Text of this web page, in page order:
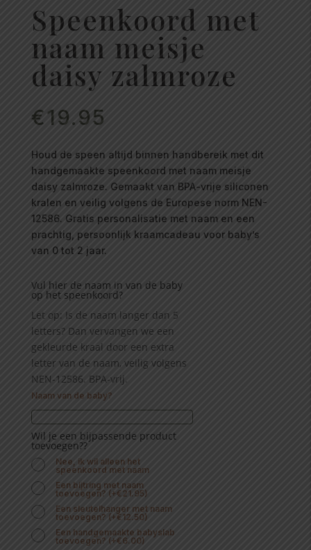
Speenkoord met
naam meisje
daisy zalmroze
€19.95
Houd de speen altijd binnen handbereik met dit
handgemaakte speenkoord met naam meisje
daisy zalmroze. Gemaakt van BPA-vrije siliconen
kralen en veilig volgens de Europese norm NEN-
12586. Gratis personalisatie met naam en een
prachtig, persoonlijk kraamcadeau voor baby’s
van 0 tot 2 jaar.
Vul hier de naam in van de baby
op het speenkoord?
Let op: Is de naam langer dan 5
letters? Dan vervangen we een
gekleurde kraal door een extra
letter van de naam, veilig volgens
NEN-12586. BPA-vrij.
Naam van de baby?
Wil je een bijpassende product
toevoegen??
Nee, ik wil alleen het
speenkoord met naam
Een bijtring met naam
toevoegen? (+€21.95)
Een sleutelhanger met naam
toevoegen? (+€12.50)
Een handgemaakte babyslab
toevoegen? ( +€6.00)